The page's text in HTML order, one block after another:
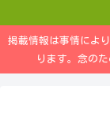
掲載情報は事情によ
ります。念の